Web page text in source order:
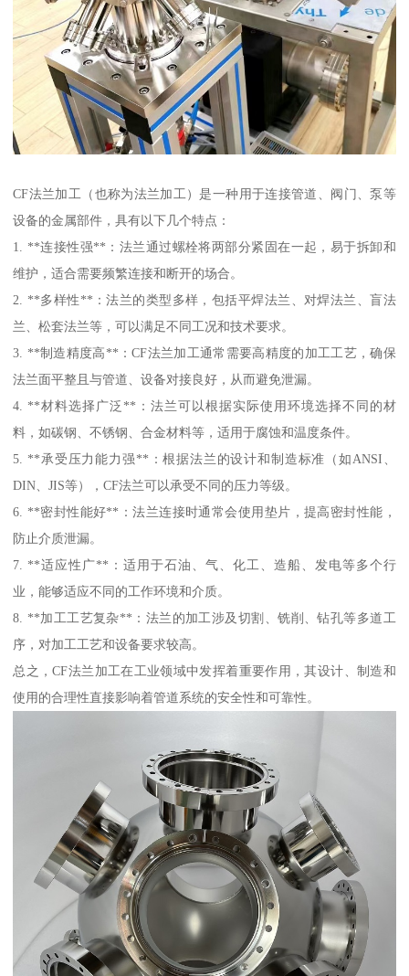
CF法兰加工（也称为法兰加工）是一种用于连接管道、阀门、泵等
设备的金属部件，具有以下几个特点：
1. **连接性强**：法兰通过螺栓将两部分紧固在一起，易于拆卸和
维护，适合需要频繁连接和断开的场合。
2. **多样性**：法兰的类型多样，包括平焊法兰、对焊法兰、盲法
兰、松套法兰等，可以满足不同工况和技术要求。
3. **制造精度高**：CF法兰加工通常需要高精度的加工工艺，确保
法兰面平整且与管道、设备对接良好，从而避免泄漏。
4. **材料选择广泛**：法兰可以根据实际使用环境选择不同的材
料，如碳钢、不锈钢、合金材料等，适用于腐蚀和温度条件。
5. **承受压力能力强**：根据法兰的设计和制造标准（如ANSI、
DIN、JIS等），CF法兰可以承受不同的压力等级。
6. **密封性能好**：法兰连接时通常会使用垫片，提高密封性能，
防止介质泄漏。
7. **适应性广**：适用于石油、气、化工、造船、发电等多个行
业，能够适应不同的工作环境和介质。
8. **加工工艺复杂**：法兰的加工涉及切割、铣削、钻孔等多道工
序，对加工工艺和设备要求较高。
总之，CF法兰加工在工业领域中发挥着重要作用，其设计、制造和
使用的合理性直接影响着管道系统的安全性和可靠性。